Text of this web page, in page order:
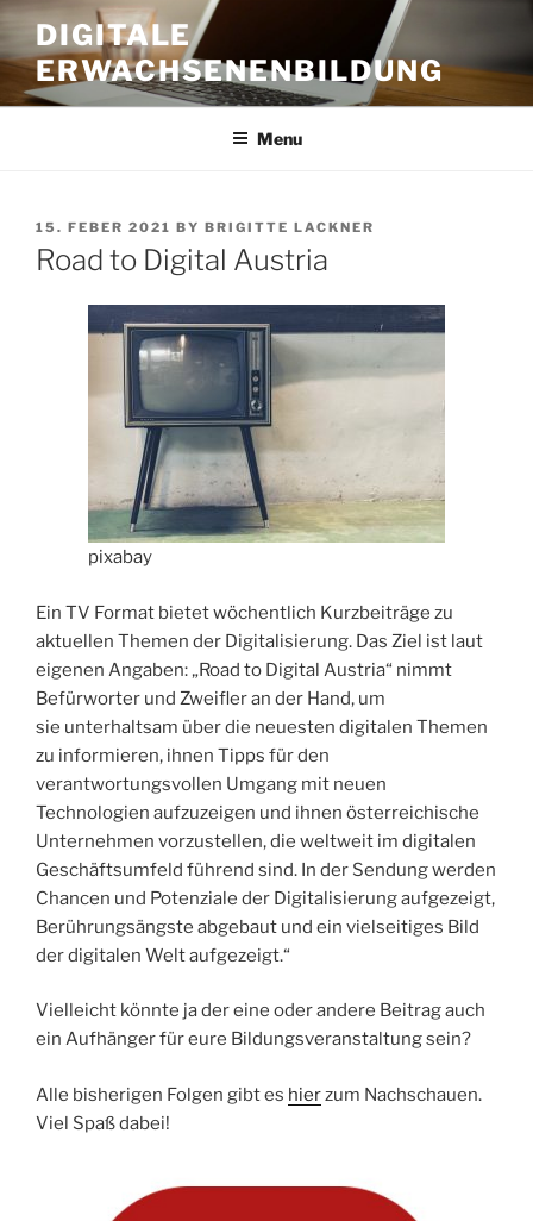
Skip
content
DIGITALE
ERWACHSENENBILDUNG
Menu
POSTED
ON
15. FEBER 2021 BY BRIGITTE LACKNER
Road to Digital Austria
pixabay
Ein TV Format bietet wöchentlich Kurzbeiträge zu
aktuellen Themen der Digitalisierung. Das Ziel ist laut
eigenen Angaben: „Road to Digital Austria“ nimmt
Befürworter und Zweifler an der Hand, um
sie unterhaltsam über die neuesten digitalen Themen
zu informieren, ihnen Tipps für den
verantwortungsvollen Umgang mit neuen
Technologien aufzuzeigen und ihnen österreichische
Unternehmen vorzustellen, die weltweit im digitalen
Geschäftsumfeld führend sind. In der Sendung werden
Chancen und Potenziale der Digitalisierung aufgezeigt,
Berührungsängste abgebaut und ein vielseitiges Bild
der digitalen Welt aufgezeigt.“
Vielleicht könnte ja der eine oder andere Beitrag auch
ein Aufhänger für eure Bildungsveranstaltung sein?
Alle bisherigen Folgen gibt es hierzum Nachschauen.
Viel Spaß dabei!